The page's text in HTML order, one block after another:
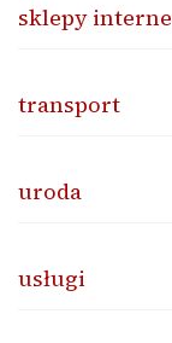
sklepy
transport
uroda
usługi